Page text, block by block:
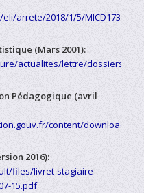
arrete/2018/1/5/
(Mars 2001):
actualites/lettre/dossiers/
Pédagogique (avril
content/download/
2016):
files/livret-stagiaire-
15.pdf